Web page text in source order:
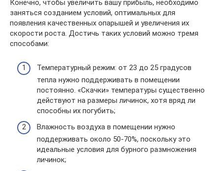
Конечно, чтобы увеличить вашу прибыль, необходимо
заняться созданием условий, оптимальных для
появления качественных опарышей и увеличения их
скорости роста. Достичь таких условий можно тремя
способами:
Температурный режим: от 23 до 25 градусов
тепла нужно поддерживать в помещении
постоянно. «Скачки» температуры существенно
действуют на размеры личинок, хотя вряд ли
способны их погубить;
Влажность воздуха в помещении нужно
поддерживать около 50-70%, поскольку это
идеальные условия для бурного размножения
личинок;